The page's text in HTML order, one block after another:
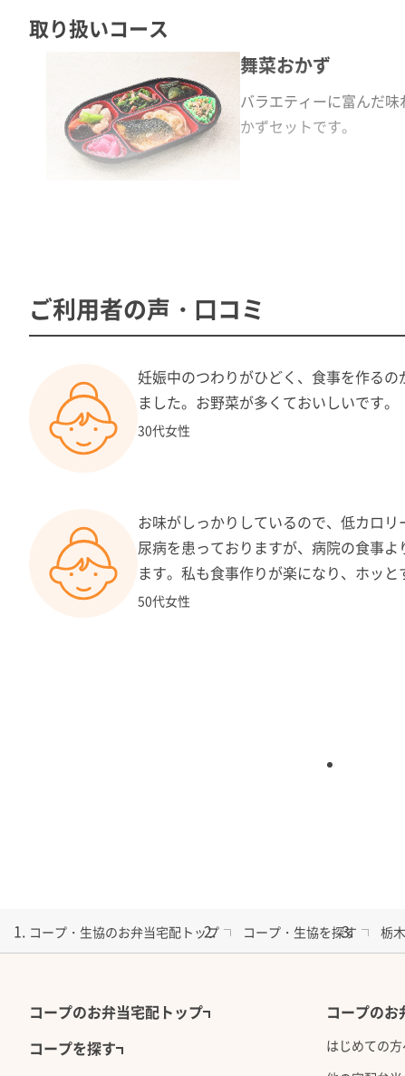
取り扱いコース
舞菜おかず
バラエティーに富んだ
かずセットです。
塩分： 週平均1食当り4ｇ以下
１食あたりの価格：702円（税込）
備 考： おかず6品のセットです。
カロリー：500kcal目安
塩分： 週平均1食当り4ｇ以下
ご利用者の声・口コミ
妊娠中のつわりがひどく、食事を作る
ました。お野菜が多くておいしいです。
30代女性
お味がしっかりしているので、低カロ
尿病を患っておりますが、病院の食事
ます。私も食事作りが楽になり、ホッと
50代女性
コープ・生協のお弁当宅配トップ コープ・生協を探す 栃
コープのお弁当宅配トップ
コープを探す
コープのお
はじめての方